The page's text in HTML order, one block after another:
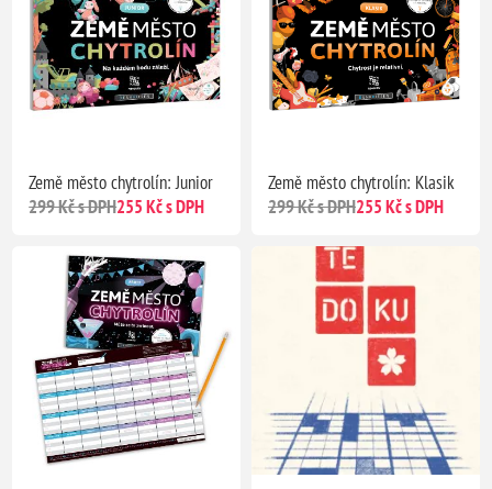
Země město chytrolín: Junior
299 Kč s DPH255 Kč s DPH
Země město chytrolín: Klasik
299 Kč s DPH255 Kč s DPH